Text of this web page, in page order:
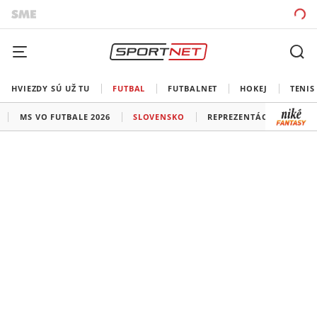
HVIEZDY SÚ UŽ TU FUTBAL FUTBALNET HOKEJ TENIS
MS VO FUTBALE 2026 SLOVENSKO REPREZENTÁCIE